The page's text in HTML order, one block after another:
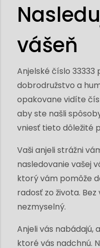
vášeň
Anjelské číslo
dobrodružstvo a
opakovane vidíte
aby ste našli
vniesť tieto dôležité
Vaši anjeli strážni
nasledovanie vašej
ktorý vám pomôže
radosť zo života.
nezmyselný.
Anjeli vás nabádajú,
ktoré vás nadchnú.